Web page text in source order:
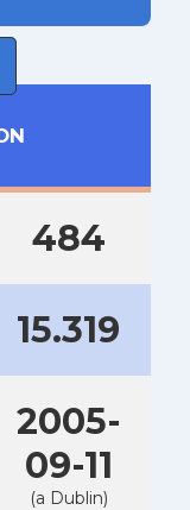
484
15.319
2005-
09-11
(a Dublin)